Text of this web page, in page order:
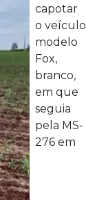
capotar
o veículo
modelo
Fox,
branco,
em que
seguia
pela MS-
276 em